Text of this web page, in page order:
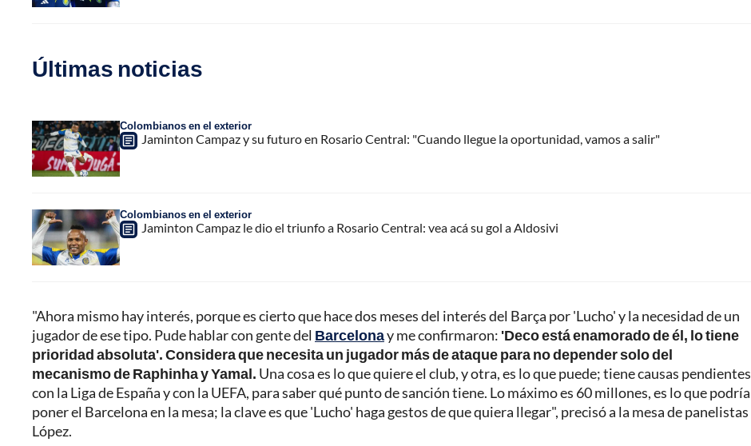
Últimas noticias
Colombianos en el exterior
Jaminton Campaz y su futuro en Rosario Central: "Cuando llegue la oportunidad, vamos a salir"
Colombianos en el exterior
Jaminton Campaz le dio el triunfo a Rosario Central: vea acá su gol a Aldosivi
"Ahora mismo hay interés, porque es cierto que hace dos meses del interés del Barça por 'Lucho' y la necesidad de un
jugador de ese tipo. Pude hablar con gente del Barcelonay me confirmaron: 'Deco está enamorado de él, lo tiene
prioridad absoluta'. Considera que necesita un jugador más de ataque para no depender solo del
mecanismo de Raphinha y Yamal. Una cosa es lo que quiere el club, y otra, es lo que puede; tiene causas pendientes
con la Liga de España y con la UEFA, para saber qué punto de sanción tiene. Lo máximo es 60 millones, es lo que podría
poner el Barcelona en la mesa; la clave es que 'Lucho' haga gestos de que quiera llegar", precisó a la mesa de panelistas
López.